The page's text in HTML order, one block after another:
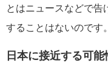
とはニュースなどで告
することはないのです。
日本に接近する可